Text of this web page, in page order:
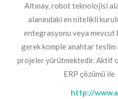
Altınay, robot teknolojisi
alanındaki en nitelikli
entegrasyonu veya mevcut
gerek komple anahtar
projeler yürütmektedir. Aktif
ERP çözümü ile
http://